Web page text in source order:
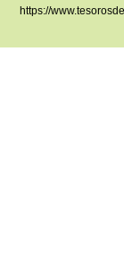
https://